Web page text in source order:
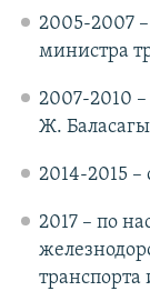
2005-2007
министра
2007-2010
Ж.
2014-2015
2017 – по